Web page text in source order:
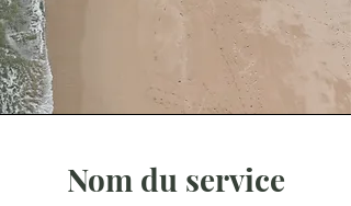
Nom du service